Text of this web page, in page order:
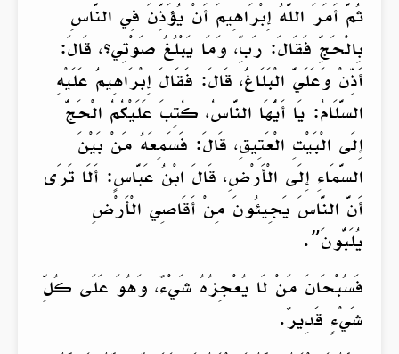
ثُمَّ أَمَرَ اللَّهُ إِبْرَاهِيمَ أَنْ يُؤَذِّنَ فِي النَّاسِ
بِالْحَجِّ فَقَالَ: رَبِّ، وَمَا يَبْلُغُ صَوْتِي؟، قَالَ:
أَذِّنْ وَعَلَيَّ الْبَلَاغُ، قَالَ: فَقَالَ إِبْرَاهِيمُ عَلَيْهِ
السَّلَامُ: يَا أَيُّهَا النَّاسُ، كُتِبَ عَلَيْكُمُ الْحَجُّ
إِلَى الْبَيْتِ الْعَتِيقِ، قَالَ: فَسَمِعَهُ مَنْ بَيْنَ
السَّمَاءِ إِلَى الْأَرْضِ، قَالَ ابْنُ عَبَّاسٍ: أَلَا تَرَى
أَنَّ النَّاسَ يَجِيئُونَ مِنْ أَقَاصِي الْأَرْضِ
يُلَبُّونَ”.
فَسُبْحَانَ مَنْ لَا يُعْجِزُهُ شَيْءٌ، وَهُوَ عَلَى كُلِّ
شَيْءٍ قَدِيرٌ.